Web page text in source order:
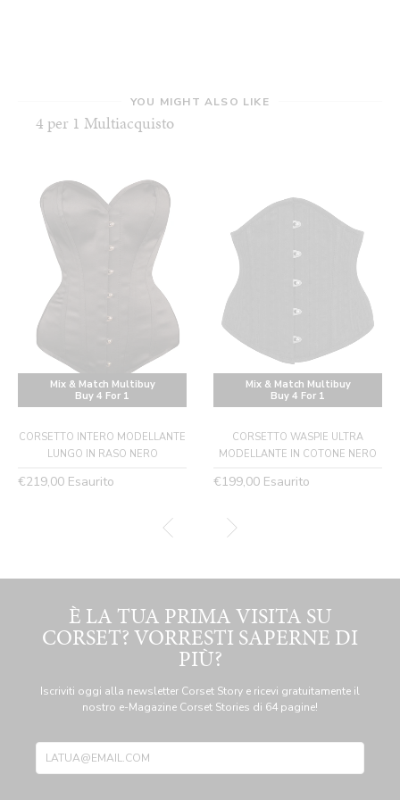
YOU MIGHT ALSO LIKE
4 per 1 Multiacquisto
Mix & Match Multibuy
Buy 4 For 1
CORSETTO INTERO MODELLANTE
LUNGO IN RASO NERO
Prezzo
€219,00 Esaurito
Mix & Match Multibuy
Buy 4 For 1
CORSETTO WASPIE ULTRA
MODELLANTE IN COTONE NERO
Prezzo
€199,00 Esaurito
È LA TUA PRIMA VISITA SU
CORSET? VORRESTI SAPERNE DI
PIÙ?
Iscriviti oggi alla newsletter Corset Story e ricevi gratuitamente il
nostro e-Magazine Corset Stories di 64 pagine!